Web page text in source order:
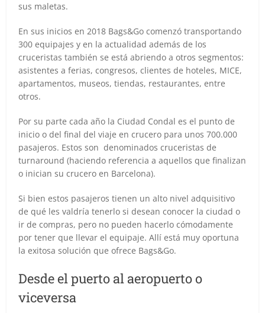
sus maletas.
En sus inicios en 2018 Bags&Go comenzó transportando
300 equipajes y en la actualidad además de los
cruceristas también se está abriendo a otros segmentos:
asistentes a ferias, congresos, clientes de hoteles, MICE,
apartamentos, museos, tiendas, restaurantes, entre
otros.
Por su parte cada año la Ciudad Condal es el punto de
inicio o del final del viaje en crucero para unos 700.000
pasajeros. Estos son denominados cruceristas de
turnaround (haciendo referencia a aquellos que finalizan
o inician su crucero en Barcelona).
Si bien estos pasajeros tienen un alto nivel adquisitivo
de qué les valdría tenerlo si desean conocer la ciudad o
ir de compras, pero no pueden hacerlo cómodamente
por tener que llevar el equipaje. Allí está muy oportuna
la exitosa solución que ofrece Bags&Go.
Desde el puerto al aeropuerto o
viceversa